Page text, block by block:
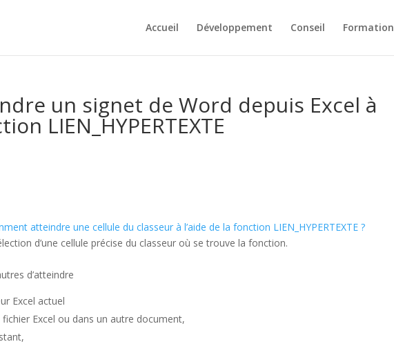
Accueil Développement Conseil Formation
un signet de Word depuis Excel à
LIEN_HYPERTEXTE
atteindre une cellule du classeur à l’aide de la fonction LIEN_HYPERTEXTE ?
d’une cellule précise du classeur où se trouve la fonction.
d’atteindre
Excel actuel
Excel ou dans un autre document,